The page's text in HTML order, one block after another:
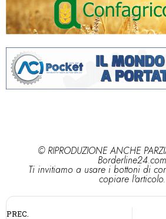
© RIPRODUZIONE ANCHE
Borderline24.com
Ti invitiamo a usare i bottoni di
copiare l'articolo.
PREC.